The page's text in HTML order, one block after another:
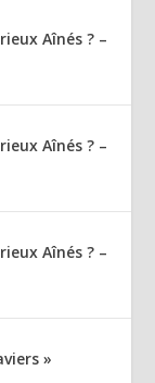
Aînés ? –
Aînés ? –
Aînés ? –
»